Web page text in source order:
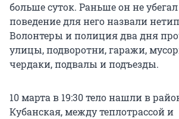
больше суток. Раньше он не
поведение для него назвали
Волонтеры и полиция два дня
улицы, подворотни, гаражи,
чердаки, подвалы и подъезды.
10 марта в 19:30 тело нашли в
Кубанская, между теплотрассой и